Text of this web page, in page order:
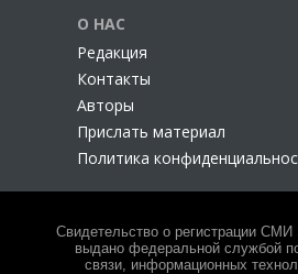
О НАС
Редакция
Контакты
Авторы
Прислать материал
Политика
Свидетельство о регистрации
выдано федеральной службой
связи, информационных